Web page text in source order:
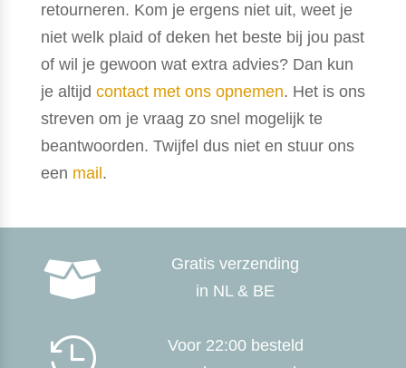
retourneren. Kom je ergens niet uit, weet je
niet welk plaid of deken het beste bij jou past
of wil je gewoon wat extra advies? Dan kun
je altijd contact met ons opnemen. Het is ons
streven om je vraag zo snel mogelijk te
beantwoorden. Twijfel dus niet en stuur ons
een mail .

Gratis verzending
in NL & BE

Voor 22:00 besteld